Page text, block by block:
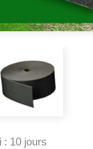
: 10 jours